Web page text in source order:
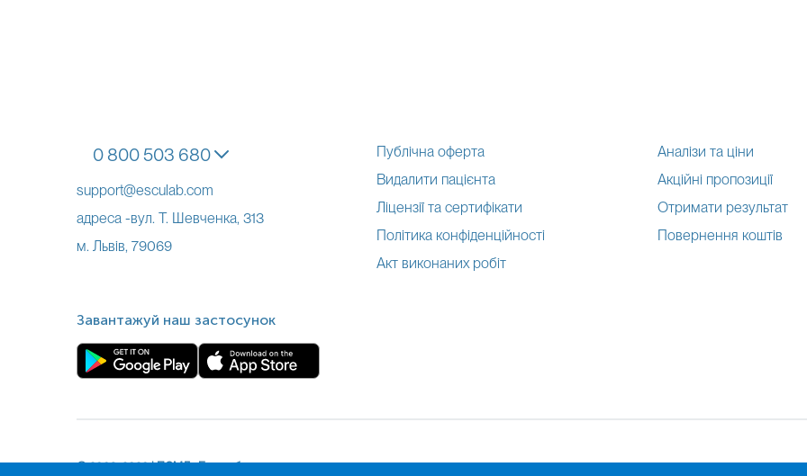
0 800 503 680
support@esculab.com
адреса -вул. Т. Шевченка, 313
м. Львів, 79069
Публічна оферта
Видалити пацієнта
Ліцензії та сертифікати
Політика конфіденційності
Акт виконаних робіт
Аналізи та ціни
Акційні пропозиції
Отримати результат
Повернення коштів
Завантажуй наш застосунок
© 2009-2026| ПСМЛ «Ескулаб»